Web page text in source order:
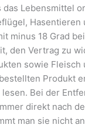
Lebensmittel
minus 18 Grad
den Vertrag zu
sowie
Produkt
Bei der
direkt nach
man sie nicht